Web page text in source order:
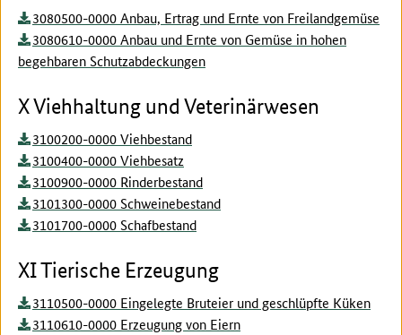
3080500-0000 Anbau, Ertrag und Ernte von Freilandgemüse
3080610-0000 Anbau und Ernte von Gemüse in hohen
begehbaren Schutzabdeckungen
X Viehhaltung und Veterinärwesen
3100200-0000 Viehbestand
3100400-0000 Viehbesatz
3100900-0000 Rinderbestand
3101300-0000 Schweinebestand
3101700-0000 Schafbestand
XI Tierische Erzeugung
3110500-0000 Eingelegte Bruteier und geschlüpfte Küken
3110610-0000 Erzeugung von Eiern